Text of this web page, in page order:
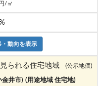
/㎡
動向を表示
られる住宅地域 (公示地価)
金井市) (用途地域 住宅地)